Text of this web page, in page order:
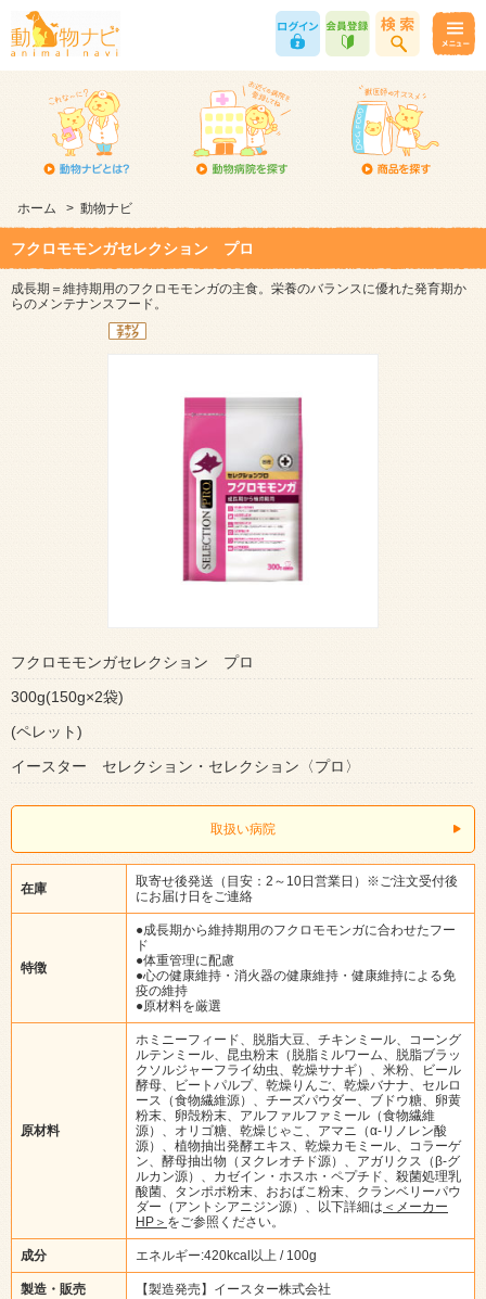
ホーム > 動物ナビ
フクロモモンガセレクション プロ
成長期＝維持期用のフクロモモンガの主食。栄養のバランスに優れた発育期か
らのメンテナンスフード。
フクロモモンガセレクション プロ
300g(150g×2袋)
(ペレット)
イースター セレクション・セレクション〈プロ〉
取扱い病院
在庫
取寄せ後発送（目安：2～10日営業日）※ご注文受付後
にお届け日をご連絡
特徴
●成長期から維持期用のフクロモモンガに合わせたフー
ド
●体重管理に配慮
●心の健康維持・消火器の健康維持・健康維持による免
疫の維持
●原材料を厳選
原材料
ホミニーフィード、脱脂大豆、チキンミール、コーング
ルテンミール、昆虫粉末（脱脂ミルワーム、脱脂ブラッ
クソルジャーフライ幼虫、乾燥サナギ）、米粉、ビール
酵母、ビートパルプ、乾燥りんご、乾燥バナナ、セルロ
ース（食物繊維源）、チーズパウダー、ブドウ糖、卵黄
粉末、卵殻粉末、アルファルファミール（食物繊維
源）、オリゴ糖、乾燥じゃこ、アマニ（α-リノレン酸
源）、植物抽出発酵エキス、乾燥カモミール、コラーゲ
ン、酵母抽出物（ヌクレオチド源）、アガリクス（β-グ
ルカン源）、カゼイン・ホスホ・ペプチド、殺菌処理乳
酸菌、タンポポ粉末、おおばこ粉末、クランベリーパウ
ダー（アントシアニジン源）、以下詳細は ＜メーカー
HP＞ をご参照ください。
成分 エネルギー:420kcal以上 / 100g
製造・販売 【製造発売】イースター株式会社